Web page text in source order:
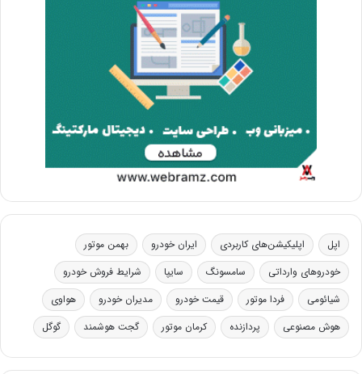
اپل اپلیکیشن‌های کاربردی ایران خودرو
بهمن موتور
خودروهای وارداتی
سامسونگ سایپا
شرایط فروش خودرو
شیائومی
فردا موتور قیمت خودرو مدیران خودرو
هواوی
هوش مصنوعی
پردازنده کرمان موتور گجت هوشمند گوگل